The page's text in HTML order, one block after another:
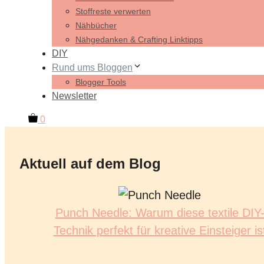
Stoffreste verwerten
Nähbücher
Nähgedanken & Crafting Linktipps
DIY
Rund ums Bloggen
Blogger Tools
Newsletter
0
Aktuell auf dem Blog
Punch Needle: Warum diese textile DIY-
Technik perfekt für kreative Einsteiger